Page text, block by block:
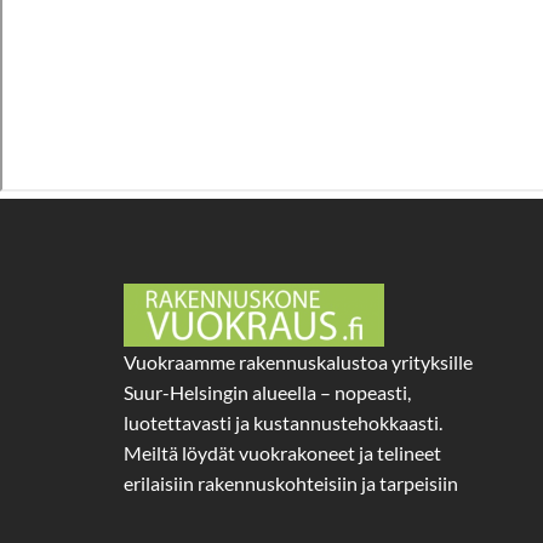
Vuokraamme rakennuskalustoa yrityksille
Suur-Helsingin alueella – nopeasti,
luotettavasti ja kustannustehokkaasti.
Meiltä löydät vuokrakoneet ja telineet
erilaisiin rakennuskohteisiin ja tarpeisiin